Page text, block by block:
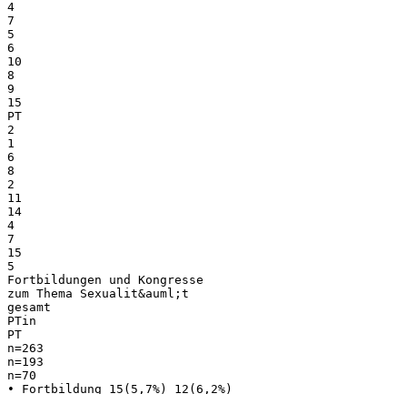
4
7
5
6
10
8
9
15
PT
2
1
6
8
2
11
14
4
7
15
5
Fortbildungen und Kongresse
zum Thema Sexualit&auml;t
gesamt
PTin
PT
n=263
n=193
n=70
• Fortbildung 15(5,7%) 12(6,2%)